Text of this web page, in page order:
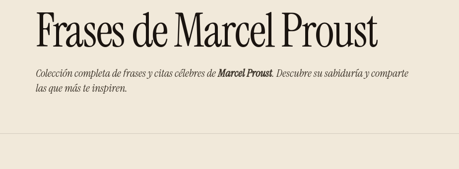
Frases de Marcel Proust
Colección completa de frases y citas célebres deMarcel Proust. Descubre su sabiduría y comparte
las que más te inspiren.